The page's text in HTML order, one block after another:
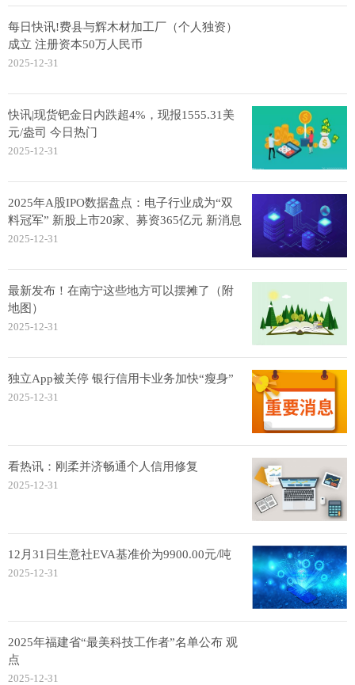
每日快讯!费县与辉木材加工厂（个人独资）
成立 注册资本50万人民币
2025-12-31
快讯|现货钯金日内跌超4%，现报1555.31美
元/盎司 今日热门
2025-12-31
2025年A股IPO数据盘点：电子行业成为“双
料冠军” 新股上市20家、募资365亿元 新消息
2025-12-31
最新发布！在南宁这些地方可以摆摊了（附
地图）
2025-12-31
独立App被关停 银行信用卡业务加快“瘦身”
2025-12-31
看热讯：刚柔并济畅通个人信用修复
2025-12-31
12月31日生意社EVA基准价为9900.00元/吨
2025-12-31
2025年福建省“最美科技工作者”名单公布 观
点
2025-12-31